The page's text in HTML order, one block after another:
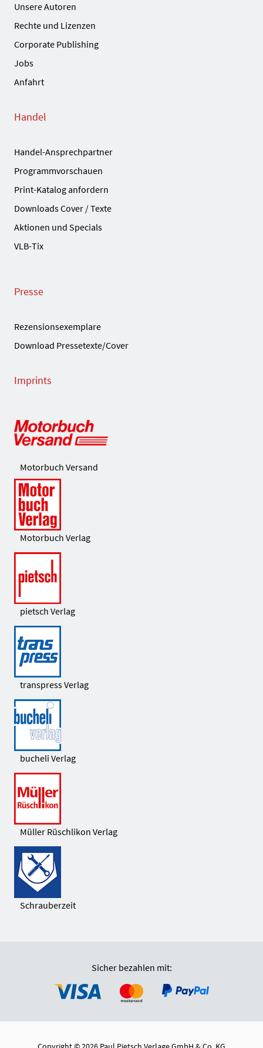
Unsere Autoren
Rechte und Lizenzen
Corporate Publishing
Jobs
Anfahrt
Handel
Handel-Ansprechpartner
Programmvorschauen
Print-Katalog anfordern
Downloads Cover / Texte
Aktionen und Specials
VLB-Tix
Presse
Rezensionsexemplare
Download Pressetexte/Cover
Imprints
Motorbuch Versand
Motorbuch Verlag
pietsch Verlag
transpress Verlag
bucheli Verlag
Müller Rüschlikon Verlag
Schrauberzeit
Sicher bezahlen mit: